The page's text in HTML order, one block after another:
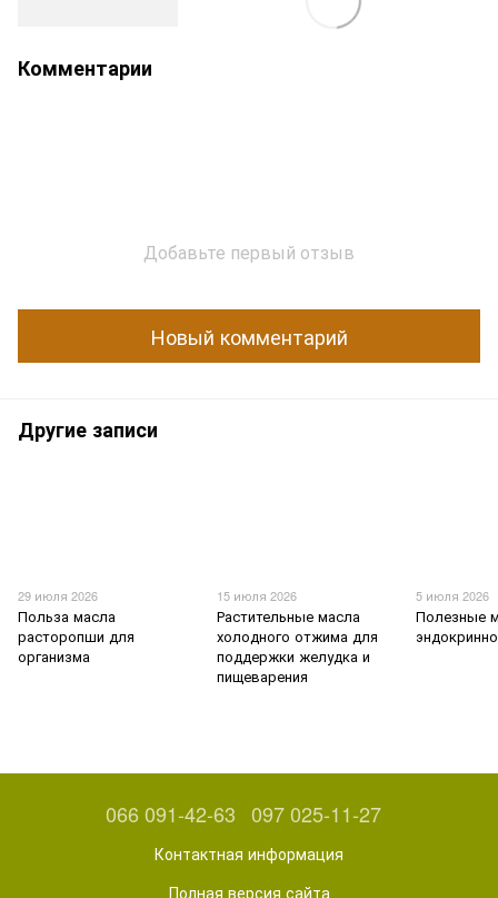
Комментарии
Добавьте первый отзыв
Новый комментарий
Другие записи
29 июля 2026
Польза масла
расторопши для
организма
15 июля 2026
Растительные масла
холодного отжима для
поддержки желудка и
пищеварения
5 июля 2026
Полезные
066 091-42-63 097 025-11-27
Контактная информация
Полная версия сайта